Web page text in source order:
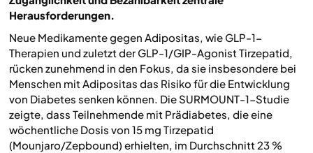
Herausforderungen.
Neue Medikamente gegen Adipositas, wie GLP-1-
Therapien und zuletzt der GLP-1/GIP-Agonist Tirzepatid,
rücken zunehmend in den Fokus, da sie insbesondere bei
Menschen mit Adipositas das Risiko für die Entwicklung
von Diabetes senken können. Die SURMOUNT-1-Studie
zeigte, dass Teilnehmende mit Prädiabetes, die eine
wöchentliche Dosis von 15 mg Tirzepatid
(Mounjaro/Zepbound) erhielten, im Durchschnitt 23 %